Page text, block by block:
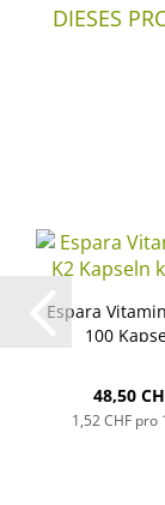
DIESES
Espara
100
48,50
1,52 CHF pro